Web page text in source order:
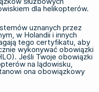
dla helikopterów.
uznanych przez
w Holandii i innych
tego certyfikatu, aby
wykonywać obowiązki
Jeśli Twoje obowiązki
na lądowisku,
ona obowiązkowy